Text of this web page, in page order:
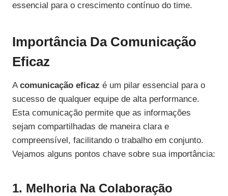
essencial para o crescimento contínuo do time.
Importância Da Comunicação
Eficaz
Acomunicação eficaz é um pilar essencial para o
sucesso de qualquer equipe de alta performance.
Esta comunicação permite que as informações
sejam compartilhadas de maneira clara e
compreensível, facilitando o trabalho em conjunto.
Vejamos alguns pontos chave sobre sua importância:
1. Melhoria Na Colaboração